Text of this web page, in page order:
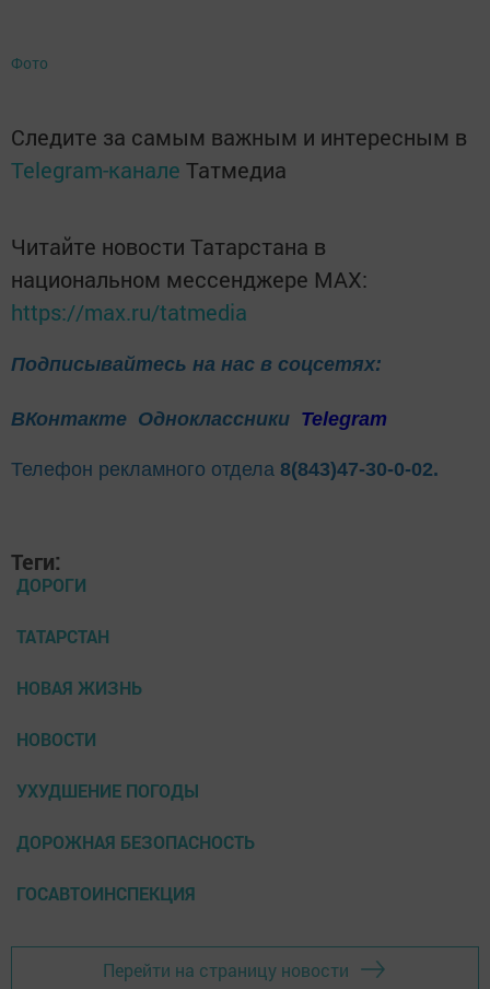
Фото
Следите за самым важным и интересным в
Telegram-канале Татмедиа
Читайте новости Татарстана в
национальном мессенджере MАХ:
https://max.ru/tatmedia
Подписывайтесь на нас в соцсетях:
ВКонтакте Одноклассники Telegram
Телефон рекламного отдела 8(843)47-30-0-02.
Теги:
ДОРОГИ
ТАТАРСТАН
НОВАЯ ЖИЗНЬ
НОВОСТИ
УХУДШЕНИЕ ПОГОДЫ
ДОРОЖНАЯ БЕЗОПАСНОСТЬ
ГОСАВТОИНСПЕКЦИЯ
Перейти на страницу новости